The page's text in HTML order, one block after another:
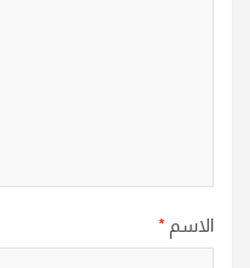
الاسم *